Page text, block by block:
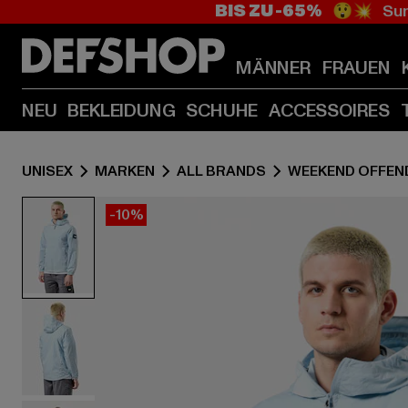
BIS ZU -65% 😲💥
MÄNNER FRAUEN
NEU BEKLEIDUNG SCHUHE ACCESSOIRES
UNISEX MARKEN ALL BRANDS WEEKEND
-10%